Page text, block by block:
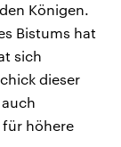
Königen.
Bistums hat
sich
dieser
höhere